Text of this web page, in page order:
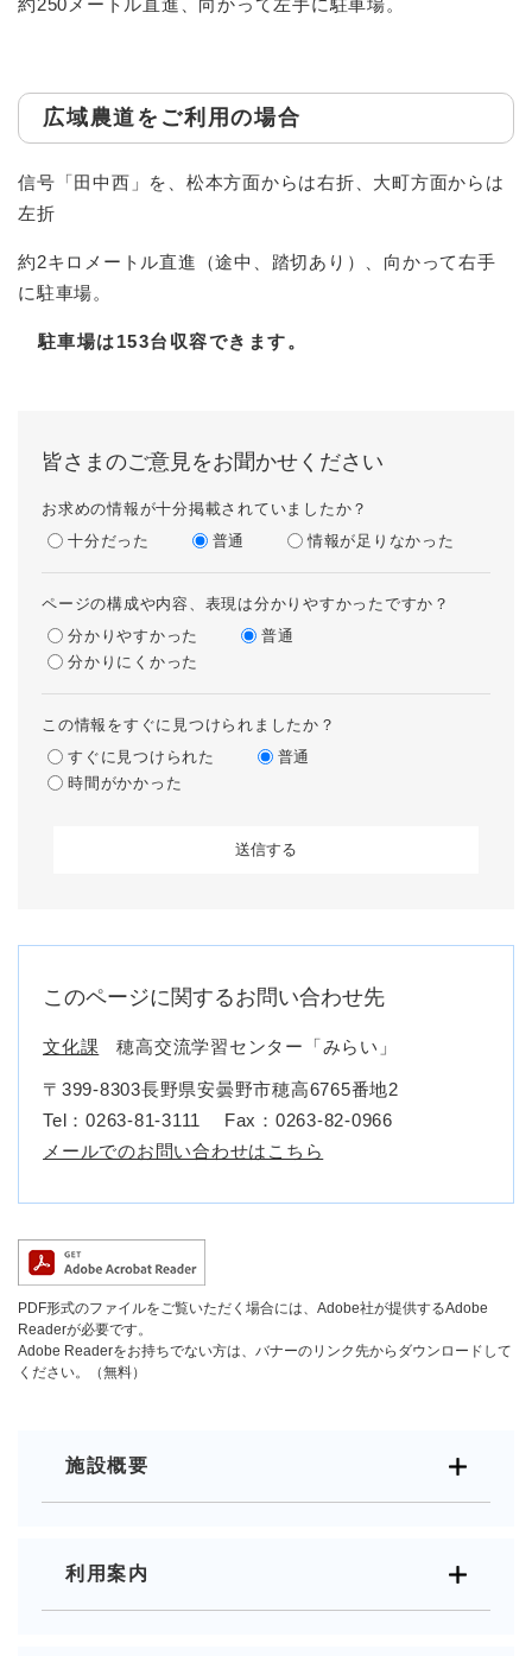
約250メートル直進、向かって左手に駐車場。
広域農道をご利用の場合
信号「田中西」を、松本方面からは右折、大町方面からは
左折
約2キロメートル直進（途中、踏切あり）、向かって右手
に駐車場。
駐車場は153台収容できます。
皆さまのご意見をお聞かせください
お求めの情報が十分掲載されていましたか？
十分だった
普通 情報が足りなかった
ページの構成や内容、表現は分かりやすかったですか？
分かりやすかった
普通
分かりにくかった
この情報をすぐに見つけられましたか？
すぐに見つけられた
普通
時間がかかった
このページに関するお問い合わせ先
文化課 穂高交流学習センター「みらい」
〒399-8303長野県安曇野市穂高6765番地2
Tel：0263-81-3111
Fax：0263-82-0966
メールでのお問い合わせはこちら
PDF形式のファイルをご覧いただく場合には、Adobe社が提供するAdobe
Readerが必要です。
Adobe Readerをお持ちでない方は、バナーのリンク先からダウンロードして
ください。（無料）
施設概要
利用案内